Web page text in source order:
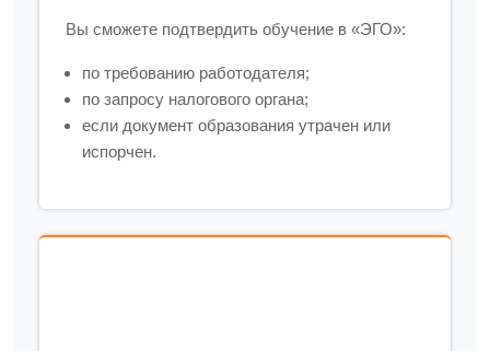
Вы сможете подтвердить обучение в «ЭГО»:
по требованию работодателя;
по запросу налогового органа;
если документ образования утрачен или
испорчен.